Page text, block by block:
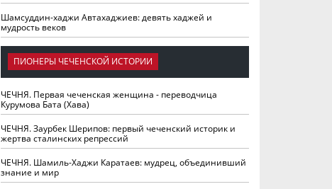
Шамсуддин-хаджи Автахаджиев: девять хаджей и
мудрость веков
ПИОНЕРЫ ЧЕЧЕНСКОЙ ИСТОРИИ
ЧЕЧНЯ. Первая чеченская женщина - переводчица
Курумова Бата (Хава)
ЧЕЧНЯ. Заурбек Шерипов: первый чеченский историк и
жертва сталинских репрессий
ЧЕЧНЯ. Шамиль-Хаджи Каратаев: мудрец, объединивший
знание и мир